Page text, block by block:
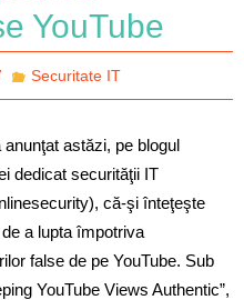
YouTube
Securitate IT
anunţat astăzi, pe blogul
dedicat securităţii IT
că-şi înteţeşte
a lupta împotriva
false de pe YouTube. Sub
YouTube Views Authentic”,